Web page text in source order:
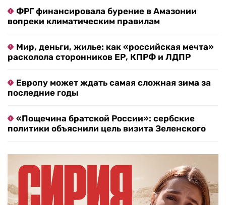
ФРГ финансировала бурение в Амазонии
вопреки климатическим правилам
Мир, деньги, жилье: как «российская мечта»
расколола сторонников ЕР, КПРФ и ЛДПР
Европу может ждать самая сложная зима за
последние годы
«Пощечина братской России»: сербские
политики объяснили цель визита Зеленского